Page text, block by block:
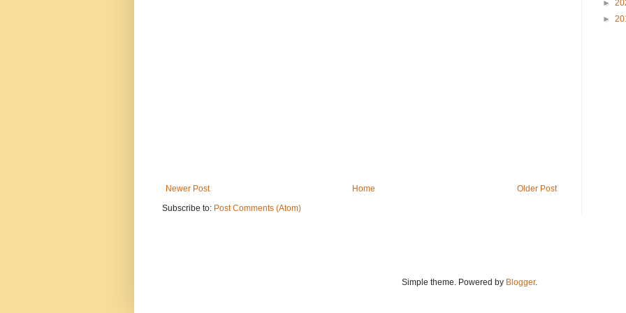
Newer Post Older Post
Home
Subscribe to: Post Comments (Atom)
►
►
Simple theme. Powered by Blogger.